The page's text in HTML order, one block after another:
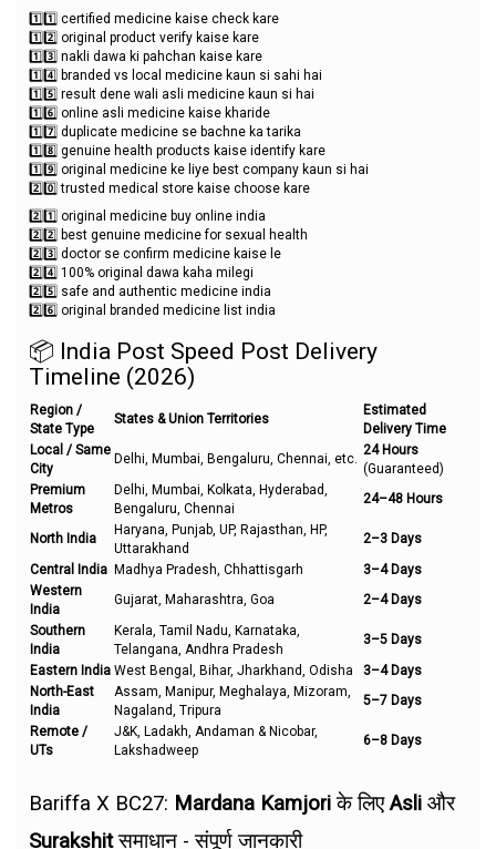
1️⃣1️⃣ certified medicine kaise check kare
1️⃣2️⃣ original product verify kaise kare
1️⃣3️⃣ nakli dawa ki pahchan kaise kare
1️⃣4️⃣ branded vs local medicine kaun si sahi hai
1️⃣5️⃣ result dene wali asli medicine kaun si hai
1️⃣6️⃣ online asli medicine kaise kharide
1️⃣7️⃣ duplicate medicine se bachne ka tarika
1️⃣8️⃣ genuine health products kaise identify kare
1️⃣9️⃣ original medicine ke liye best company kaun si hai
2️⃣0️⃣ trusted medical store kaise choose kare
2️⃣1️⃣ original medicine buy online india
2️⃣2️⃣ best genuine medicine for sexual health
2️⃣3️⃣ doctor se confirm medicine kaise le
2️⃣4️⃣ 100% original dawa kaha milegi
2️⃣5️⃣ safe and authentic medicine india
2️⃣6️⃣ original branded medicine list india
📦 India Post Speed Post Delivery
Timeline (2026)
Region /
State Type
States & Union Territories
Estimated
Delivery Time
Local / Same
City
Delhi, Mumbai, Bengaluru, Chennai, etc.
24 Hours
(Guaranteed)
Premium
Metros
Delhi, Mumbai, Kolkata, Hyderabad,
Bengaluru, Chennai
24–48 Hours
North India
Haryana, Punjab, UP, Rajasthan, HP,
Uttarakhand
2–3 Days
Central India Madhya Pradesh, Chhattisgarh
3–4 Days
Western
India
Gujarat, Maharashtra, Goa
2–4 Days
Southern
India
Kerala, Tamil Nadu, Karnataka,
Telangana, Andhra Pradesh
3–5 Days
Eastern India West Bengal, Bihar, Jharkhand, Odisha
3–4 Days
North-East
India
Assam, Manipur, Meghalaya, Mizoram,
Nagaland, Tripura
5–7 Days
Remote /
UTs
J&K, Ladakh, Andaman & Nicobar,
Lakshadweep
6–8 Days
Bariffa X BC27: Mardana Kamjoriके लिएAsli और
Surakshitसमाधान - संपूर्ण जानकारी